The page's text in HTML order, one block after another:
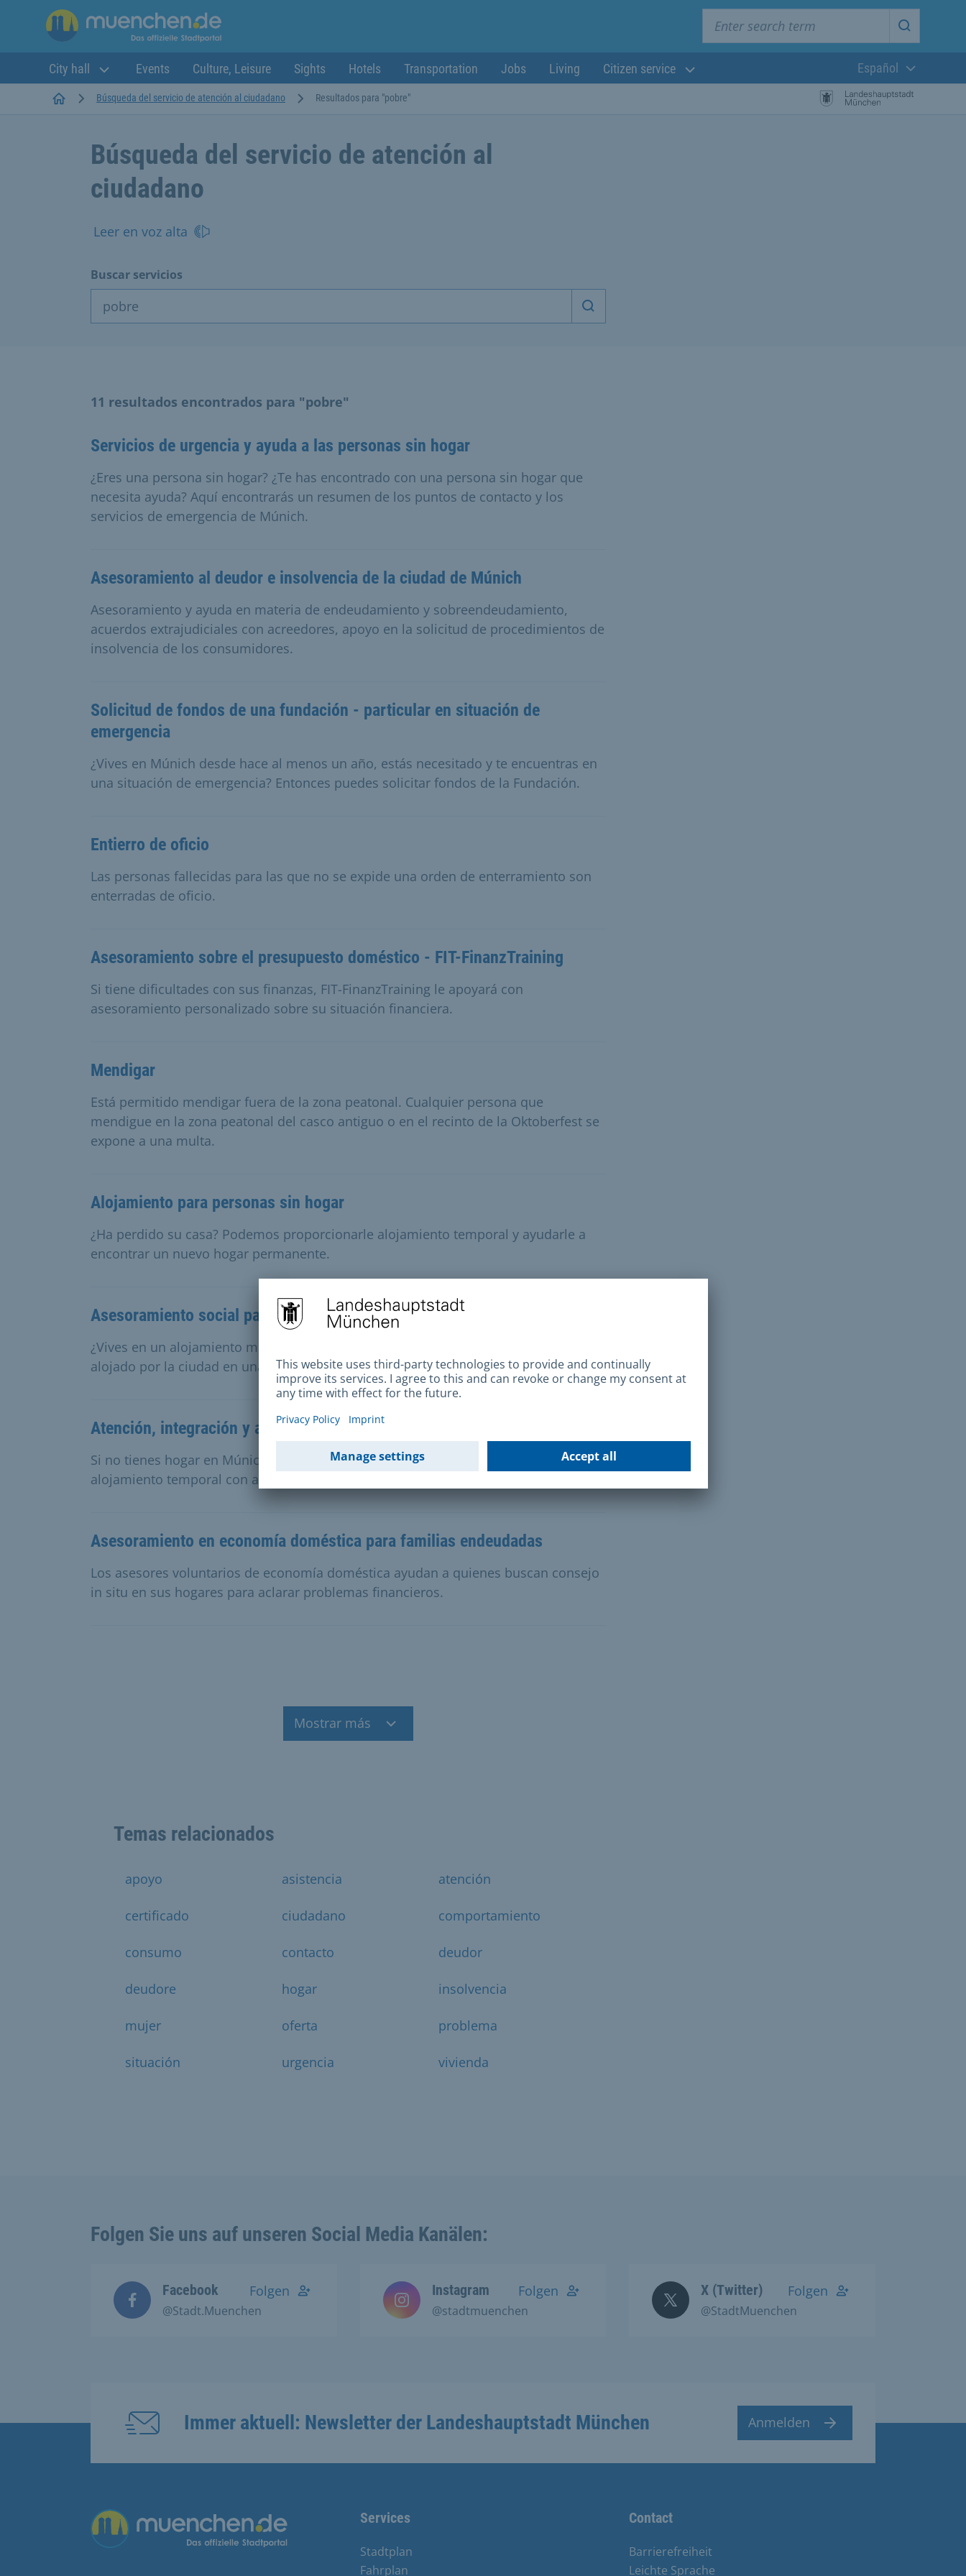
Start
City hall Events Culture, Leisure Sights Hotels Transportation Jobs Living Citizen service
Lengua actual:
Español
StartseiteBúsqueda del servicio de atención al ciudadano Resultados para "pobre"
Búsqueda del servicio de atención al
ciudadano
Leer en voz alta
Buscar servicios
Iniciar búsqueda
11 resultados encontrados para "pobre"
Servicios de urgencia y ayuda a las personas sin hogar
¿Eres una persona sin hogar? ¿Te has encontrado con una persona sin hogar que
necesita ayuda? Aquí encontrarás un resumen de los puntos de contacto y los
servicios de emergencia de Múnich.
Asesoramiento al deudor e insolvencia de la ciudad de Múnich
Asesoramiento y ayuda en materia de endeudamiento y sobreendeudamiento,
acuerdos extrajudiciales con acreedores, apoyo en la solicitud de procedimientos de
insolvencia de los consumidores.
Solicitud de fondos de una fundación - particular en situación de
emergencia
¿Vives en Múnich desde hace al menos un año, estás necesitado y te encuentras en
una situación de emergencia? Entonces puedes solicitar fondos de la Fundación.
Entierro de oficio
Las personas fallecidas para las que no se expide una orden de enterramiento son
enterradas de oficio.
Asesoramiento sobre el presupuesto doméstico - FIT-FinanzTraining
Si tiene dificultades con sus finanzas, FIT-FinanzTraining le apoyará con
asesoramiento personalizado sobre su situación financiera.
Mendigar
Está permitido mendigar fuera de la zona peatonal. Cualquier persona que
mendigue en la zona peatonal del casco antiguo o en el recinto de la Oktoberfest se
expone a una multa.
Alojamiento para personas sin hogar
¿Ha perdido su casa? Podemos proporcionarle alojamiento temporal y ayudarle a
encontrar un nuevo hogar permanente.
Asesoramiento social para personas sin hogar
¿Vives en un alojamiento municipal de emergencia, en un centro de acogida o estás
alojado por la ciudad en una pensión? Podemos asesorarte y apoyarte in situ.
Atención, integración y alojamiento de los refugiados
Si no tienes hogar en Múnich y has huido de otro país, existe la posibilidad de
alojamiento temporal con apoyo sociopedagógico.
Asesoramiento en economía doméstica para familias endeudadas
Los asesores voluntarios de economía doméstica ayudan a quienes buscan consejo
in situ en sus hogares para aclarar problemas financieros.
Mostrar más
Temas relacionados
apoyo asistencia atención
certificado ciudadano comportamiento
consumo contacto deudor
deudore hogar insolvencia
mujer oferta problema
situación urgencia vivienda
Folgen Sie uns auf unseren Social Media Kanälen:
Facebook
@Stadt.Muenchen
Folgen Instagram
@stadtmuenchen
Folgen X (Twitter)
@StadtMuenchen
Folgen
Immer aktuell: Newsletter der Landeshauptstadt München Anmelden
Übergreifende Links Services
Stadtplan
Fahrplan
Contact
Barrierefreiheit
Leichte Sprache